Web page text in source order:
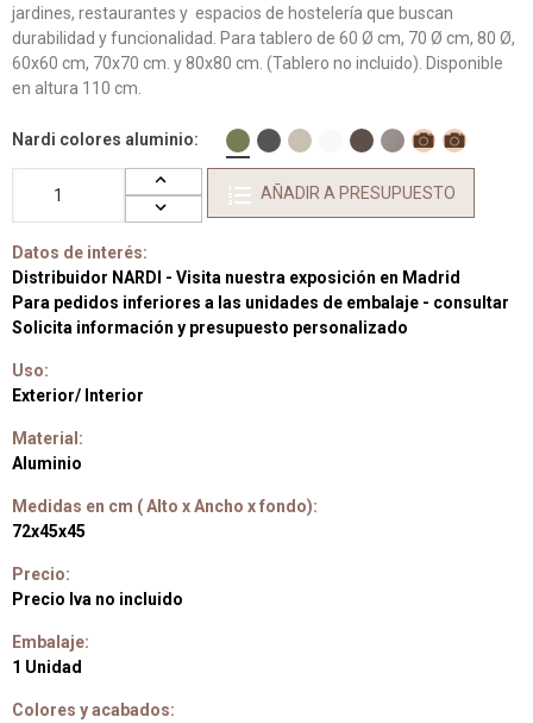
jardines, restaurantes y espacios de hostelería que buscan
durabilidad y funcionalidad. Para tablero de 60 Ø cm, 70 Ø cm, 80 Ø,
60x60 cm, 70x70 cm. y 80x80 cm. (Tablero no incluido). Disponible
en altura 110 cm.
Nardi colores aluminio
AÑADIR A PRESUPUESTO
Datos de interés:
Distribuidor NARDI - Visita nuestra exposición en Madrid
Para pedidos inferiores a las unidades de embalaje - consultar
Solicita información y presupuesto personalizado
Uso:
Exterior/ Interior
Material:
Aluminio
Medidas en cm ( Alto x Ancho x fondo):
72x45x45
Precio:
Precio Iva no incluido
Embalaje:
1 Unidad
Colores y acabados: